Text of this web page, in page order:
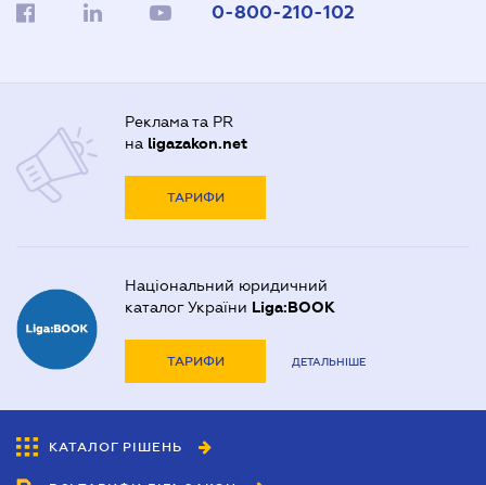
0-800-210-102
Реклама та PR
на ligazakon.net
ТАРИФИ
Національний юридичний
каталог України Liga:BOOK
ТАРИФИ ДЕТАЛЬНІШЕ
КАТАЛОГ РІШЕНЬ